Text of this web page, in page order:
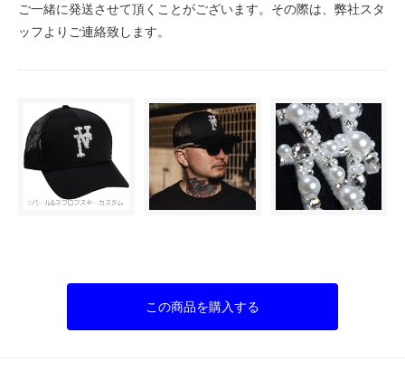
ご一緒に発送させて頂くことがございます。その際は、弊社スタ
ッフよりご連絡致します。
この商品を購入する